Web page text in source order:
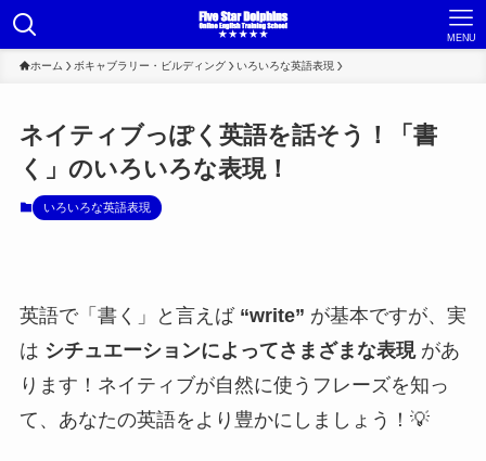
MENU
ホーム ボキャブラリー・ビルディング いろいろな英語表現
ネイティブっぽく英語を話そう！「書
く」のいろいろな表現！
いろいろな英語表現
英語で「書く」と言えば “write” が基本ですが、実
は シチュエーションによってさまざまな表現があ
ります！ネイティブが自然に使うフレーズを知っ
て、あなたの英語をより豊かにしましょう！💡